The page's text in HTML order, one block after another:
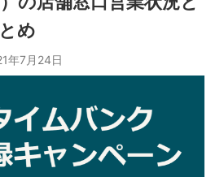
め
年7月24日